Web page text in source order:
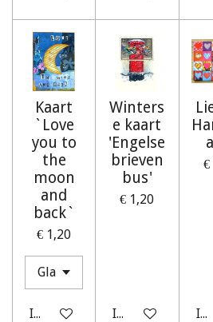
Kaart
`Love
you to
the
moon
and
back`
€ 1,20
In winkelwagen
Winters
e kaart
'Engelse
brieven
bus'
€ 1,20
In winkelwagen
€
In